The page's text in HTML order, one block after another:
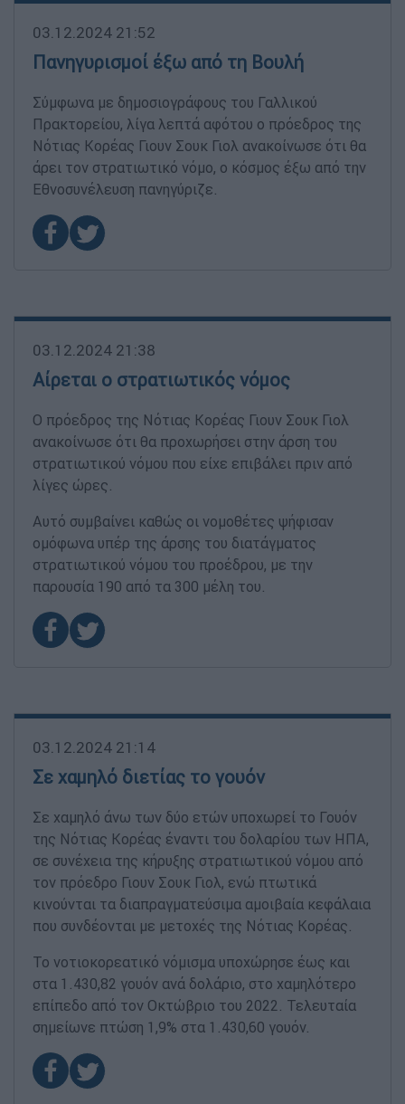
03.12.2024 21:52
Πανηγυρισμοί έξω από τη Βουλή
Σύμφωνα με δημοσιογράφους του Γαλλικού
Πρακτορείου, λίγα λεπτά αφότου ο πρόεδρος της
Νότιας Κορέας Γιουν Σουκ Γιολ ανακοίνωσε ότι θα
άρει τον στρατιωτικό νόμο, ο κόσμος έξω από την
Εθνοσυνέλευση πανηγύριζε.
03.12.2024 21:38
Αίρεται ο στρατιωτικός νόμος
Ο πρόεδρος της Νότιας Κορέας Γιουν Σουκ Γιολ
ανακοίνωσε ότι θα προχωρήσει στην άρση του
στρατιωτικού νόμου που είχε επιβάλει πριν από
λίγες ώρες.
Αυτό συμβαίνει καθώς οι νομοθέτες ψήφισαν
ομόφωνα υπέρ της άρσης του διατάγματος
στρατιωτικού νόμου του προέδρου, με την
παρουσία 190 από τα 300 μέλη του.
03.12.2024 21:14
Σε χαμηλό διετίας το γουόν
Σε χαμηλό άνω των δύο ετών υποχωρεί το Γουόν
της Νότιας Κορέας έναντι του δολαρίου των ΗΠΑ,
σε συνέχεια της κήρυξης στρατιωτικού νόμου από
τον πρόεδρο Γιουν Σουκ Γιολ, ενώ πτωτικά
κινούνται τα διαπραγματεύσιμα αμοιβαία κεφάλαια
που συνδέονται με μετοχές της Νότιας Κορέας.
Το νοτιοκορεατικό νόμισμα υποχώρησε έως και
στα 1.430,82 γουόν ανά δολάριο, στο χαμηλότερο
επίπεδο από τον Οκτώβριο του 2022. Τελευταία
σημείωνε πτώση 1,9% στα 1.430,60 γουόν.